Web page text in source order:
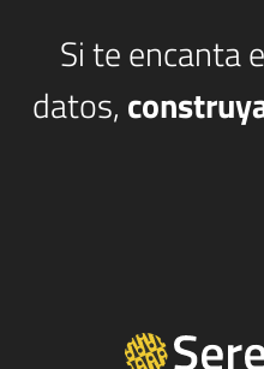
Si te encanta
datos,